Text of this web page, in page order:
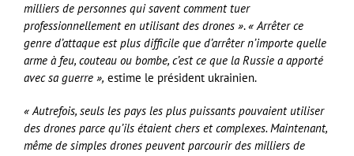
milliers de personnes qui savent comment tuer
professionnellement en utilisant des drones ».« Arrêter ce
genre d’attaque est plus difficile que d’arrêter n’importe quelle
arme à feu, couteau ou bombe, c’est ce que la Russie a apporté
avec sa guerre », estime le président ukrainien.
« Autrefois, seuls les pays les plus puissants pouvaient utiliser
des drones parce qu’ils étaient chers et complexes. Maintenant,
même de simples drones peuvent parcourir des milliers de